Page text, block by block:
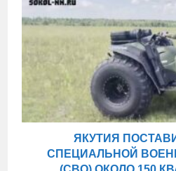
ЯКУТИЯ
СПЕЦИАЛЬНОЙ